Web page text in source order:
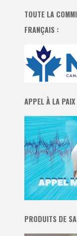
TOUTE LA
FRANÇAIS :
APPEL À LA PAIX
PRODUITS DE